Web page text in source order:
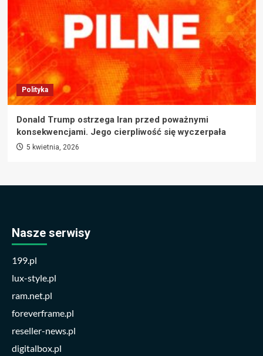
Polityka
Donald Trump ostrzega Iran przed poważnymi
konsekwencjami. Jego cierpliwość się wyczerpała
5 kwietnia, 2026
Nasze serwisy
199.pl
lux-style.pl
ram.net.pl
foreverframe.pl
reseller-news.pl
digitalbox.pl